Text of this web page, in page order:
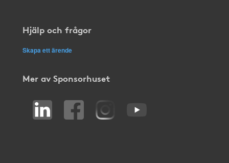
Hjälp och frågor
Skapa ett ärende
Mer av Sponsorhuset